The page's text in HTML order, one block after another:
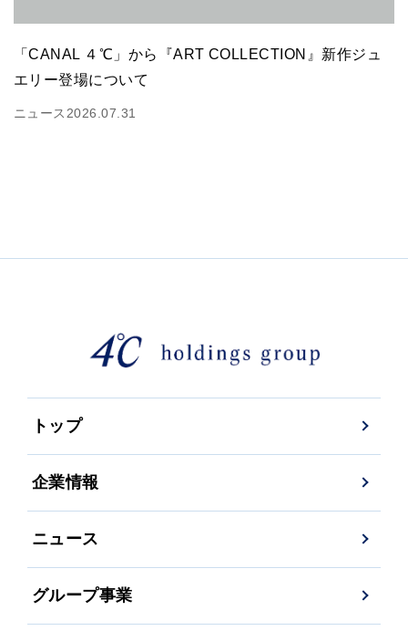
「CANAL ４℃」から『ART COLLECTION』新作ジュ
エリー登場について
ニュース 2026.07.31
トップ
企業情報
ニュース
グループ事業